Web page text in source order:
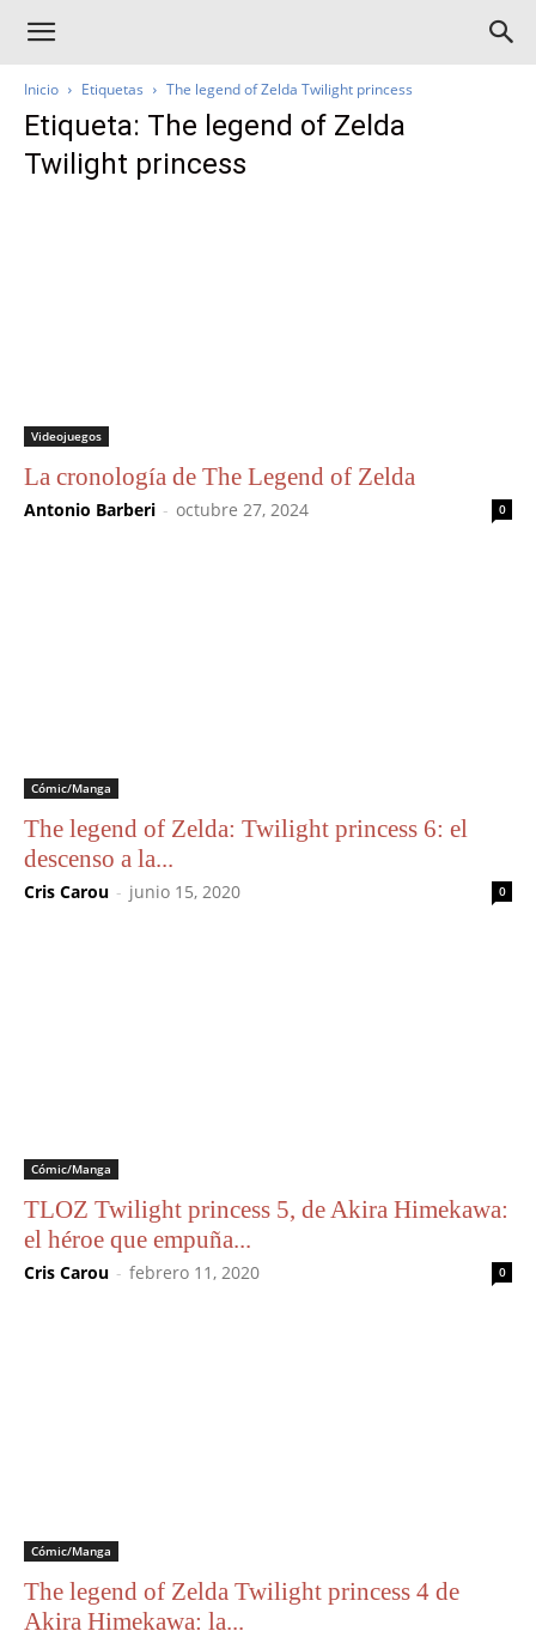
Inicio Etiquetas The legend of Zelda Twilight princess
Etiqueta: The legend of Zelda
Twilight princess
Videojuegos
La cronología de The Legend of Zelda
Antonio Barberi - octubre 27, 2024 0
Cómic/Manga
The legend of Zelda: Twilight princess 6: el
descenso a la...
Cris Carou - junio 15, 2020 0
Cómic/Manga
TLOZ Twilight princess 5, de Akira Himekawa:
el héroe que empuña...
Cris Carou - febrero 11, 2020 0
Cómic/Manga
The legend of Zelda Twilight princess 4 de
Akira Himekawa: la...